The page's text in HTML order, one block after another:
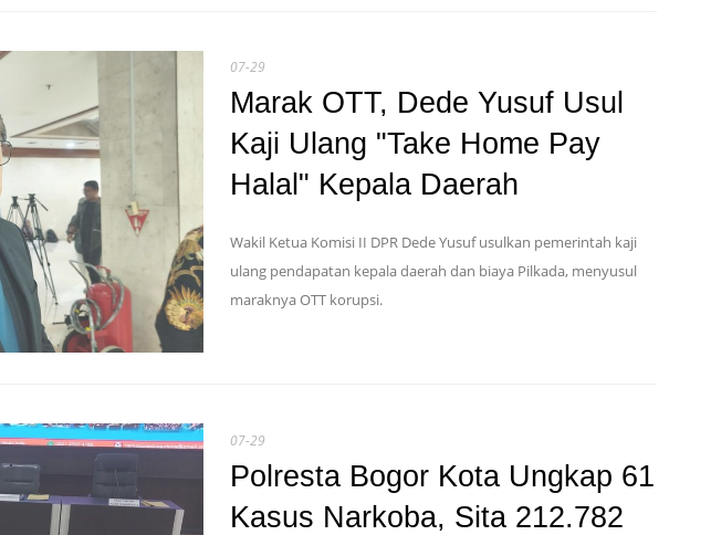
07-29
Marak OTT, Dede Yusuf Usul
Kaji Ulang "Take Home Pay
Halal" Kepala Daerah
Wakil Ketua Komisi II DPR Dede Yusuf usulkan pemerintah kaji
ulang pendapatan kepala daerah dan biaya Pilkada, menyusul
maraknya OTT korupsi.
07-29
Polresta Bogor Kota Ungkap 61
Kasus Narkoba, Sita 212.782